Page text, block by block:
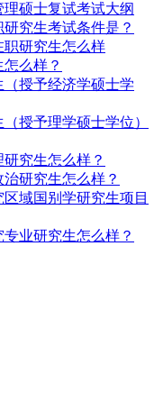
硕士复试考试大纲
究生考试条件是？
职研究生怎么样
么样？
（授予经济学硕士学
授予理学硕士学位）
究生怎么样？
研究生怎么样？
域国别学研究生项目
业研究生怎么样？